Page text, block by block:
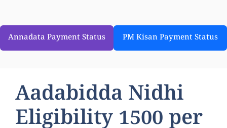
Annadata Payment Status PM Kisan Payment Status
Aadabidda Nidhi
Eligibility 1500 per